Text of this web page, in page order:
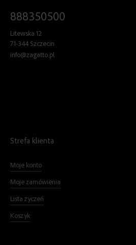
888350500
Litewska 12
71-344 Szczecin
info@zagatto.pl
Strefa klienta
Moje konto
Moje zamówienia
Lista życzeń
Koszyk